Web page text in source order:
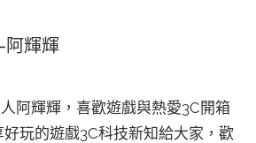
阿輝輝
阿輝輝，喜歡遊戲與熱愛3C開箱
玩的遊戲3C科技新知給大家，歡